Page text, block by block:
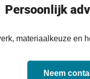
Persoonlijk
materiaalkeuze en
Neem